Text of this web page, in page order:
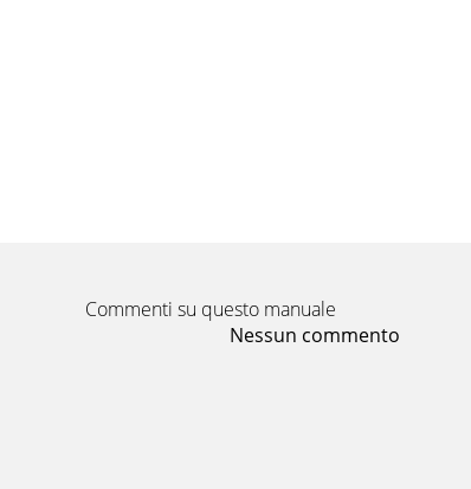
Commenti su questo manuale
Nessun commento